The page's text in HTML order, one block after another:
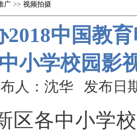
广 >> 视频拍摄
2018中国教
小学校园影
人：沈华 发布日
区各中小学